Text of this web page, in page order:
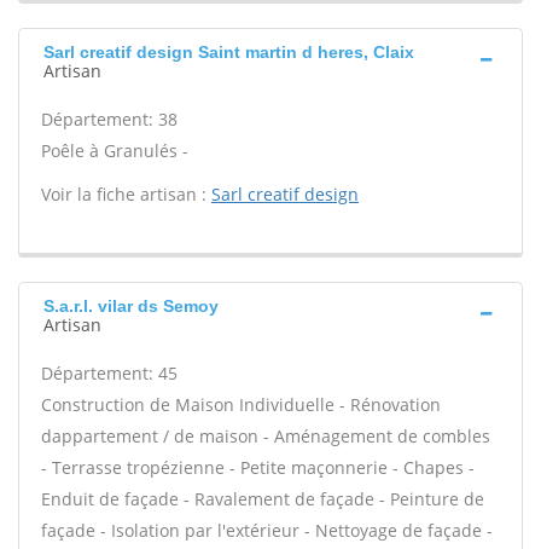
Sarl creatif design Saint martin d heres, Claix
Artisan
Département: 38
Poêle à Granulés -
Voir la fiche artisan : Sarl creatif design
S.a.r.l. vilar ds Semoy
Artisan
Département: 45
Construction de Maison Individuelle - Rénovation
dappartement / de maison - Aménagement de combles
- Terrasse tropézienne - Petite maçonnerie - Chapes -
Enduit de façade - Ravalement de façade - Peinture de
façade - Isolation par l'extérieur - Nettoyage de façade -